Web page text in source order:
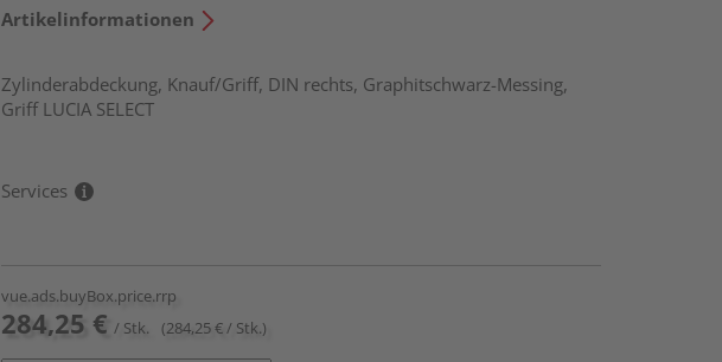
Artikelinformationen
Zylinderabdeckung, Knauf/Griff, DIN rechts, Graphitschwarz-Messing,
Griff LUCIA SELECT
Services
vue.ads.buyBox.price.rrp
284,25 € / Stk. (284,25 € / Stk.)